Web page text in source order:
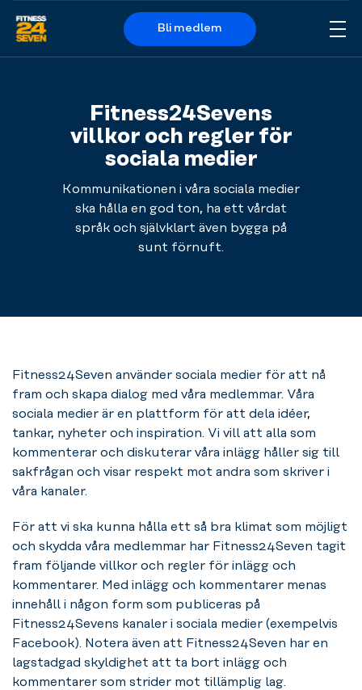
Logo
Bli medlem
Fitness24Sevens
villkor och regler för
sociala medier
Kommunikationen i våra sociala medier
ska hålla en god ton, ha ett vårdat
språk och självklart även bygga på
sunt förnuft.
Fitness24Seven använder sociala medier för att nå
fram och skapa dialog med våra medlemmar. Våra
sociala medier är en plattform för att dela idéer,
tankar, nyheter och inspiration. Vi vill att alla som
kommenterar och diskuterar våra inlägg håller sig till
sakfrågan och visar respekt mot andra som skriver i
våra kanaler.
För att vi ska kunna hålla ett så bra klimat som möjligt
och skydda våra medlemmar har Fitness24Seven tagit
fram följande villkor och regler för inlägg och
kommentarer. Med inlägg och kommentarer menas
innehåll i någon form som publiceras på
Fitness24Sevens kanaler i sociala medier (exempelvis
Facebook). Notera även att Fitness24Seven har en
lagstadgad skyldighet att ta bort inlägg och
kommentarer som strider mot tillämplig lag.